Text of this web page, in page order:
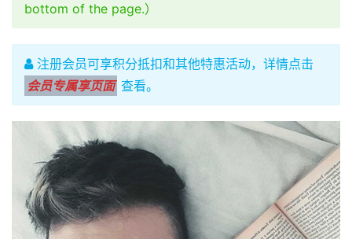
bottom of the page.）
注册会员可享积分抵扣和其他特惠活动，详情点击
会员专属享页面 查看。